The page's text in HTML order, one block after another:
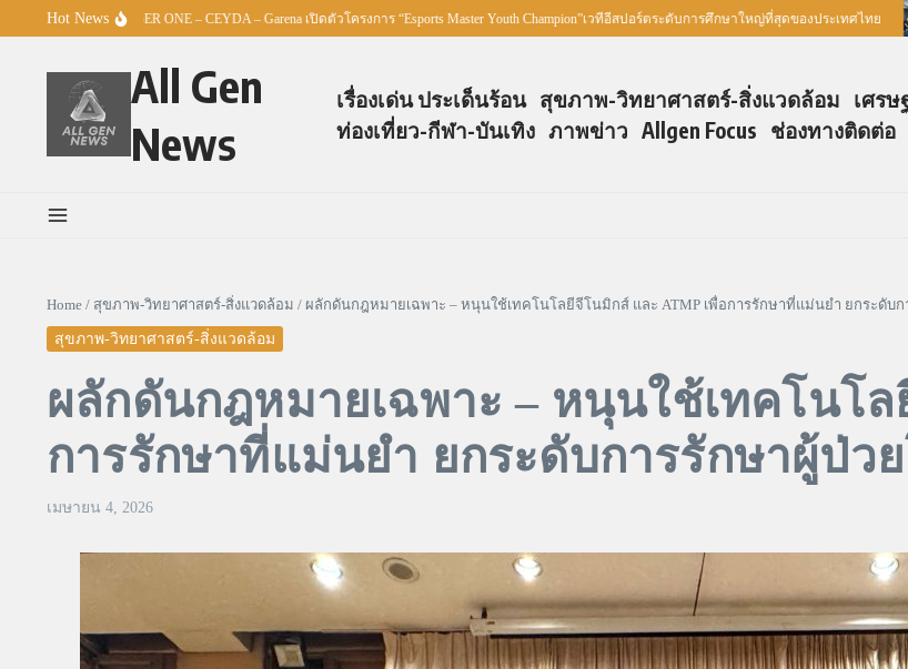
Skip to content
Hot News
BE NUMBER ONE – CEYDA – Garena เปิดตัวโครงการ “Esports Master Youth Champion”เวทีอีสปอร์ตระดับการศึกษาใหญ่ที่สุดของประเทศไทย ส
All Gen
News
เรื่องเด่น ประเด็นร้อน สุขภาพ-วิทยาศาสตร์-สิ่งแวดล้อม เศร
ท่องเที่ยว-กีฬา-บันเทิง ภาพข่าว Allgen Focus ช่องทางติดต่อ
Home / สุขภาพ-วิทยาศาสตร์-สิ่งแวดล้อม / ผลักดันกฎหมายเฉพาะ – หนุนใช้เทคโนโลยีจีโนมิกส์ และ ATMP เพื่อการรักษาที่แม่นยำ ยกระดับ
สุขภาพ-วิทยาศาสตร์-สิ่งแวดล้อม
ผลักดันกฎหมายเฉพาะ – หนุนใช้เทคโนโล
การรักษาที่แม่นยำ ยกระดับการรักษาผู้ป่ว
เมษายน 4, 2026